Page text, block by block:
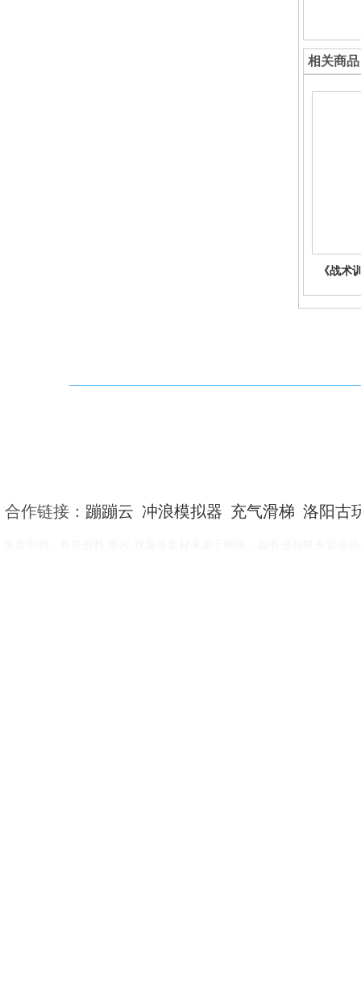
相关商品
《战术
合作链接： 蹦蹦云 冲浪模拟器 充气滑梯 洛阳古